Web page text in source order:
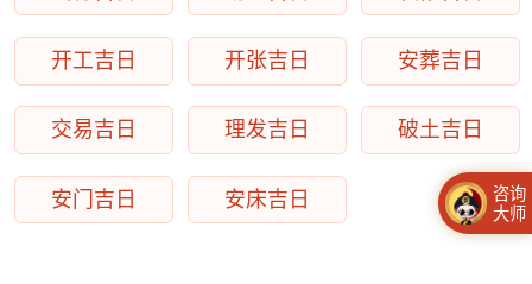
开工吉日 开张吉日 安葬吉日
交易吉日 理发吉日 破土吉日
安门吉日 安床吉日
咨询
大师